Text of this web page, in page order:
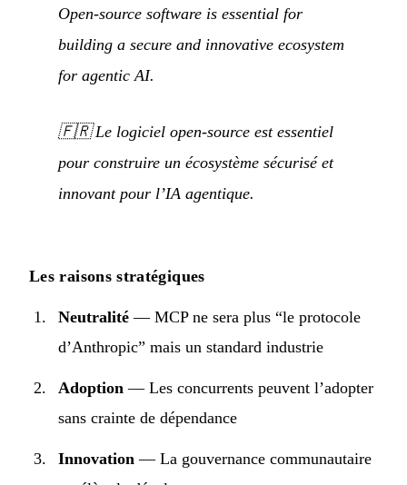
Open-source software is essential for
building a secure and innovative ecosystem
for agentic AI.
🇫🇷Le logiciel open-source est essentiel
pour construire un écosystème sécurisé et
innovant pour l’IA agentique.
Les raisons stratégiques
Neutralité — MCP ne sera plus “le protocole
d’Anthropic” mais un standard industrie
Adoption — Les concurrents peuvent l’adopter
sans crainte de dépendance
Innovation — La gouvernance communautaire